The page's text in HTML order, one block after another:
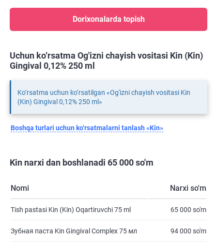
Dorixonalarda topish
Uchun ko‘rsatma Og'izni chayish vositasi Kin (Kin)
Gingival 0,12% 250 ml
Ko‘rsatma uchun ko‘rsatilgan «Og'izni chayish vositasi Kin
(Kin) Gingival 0,12% 250 ml»
Boshqa turlari uchun ko‘rsatmalarni tanlash «Kin»
Kin narxi dan boshlanadi 65 000 so'm
Nomi Narxi so'm
Tish pastasi Kin (Kin) Oqartiruvchi 75 ml 65 000 so'm
Зубная паста Kin Gingival Complex 75 мл 94 000 so'm